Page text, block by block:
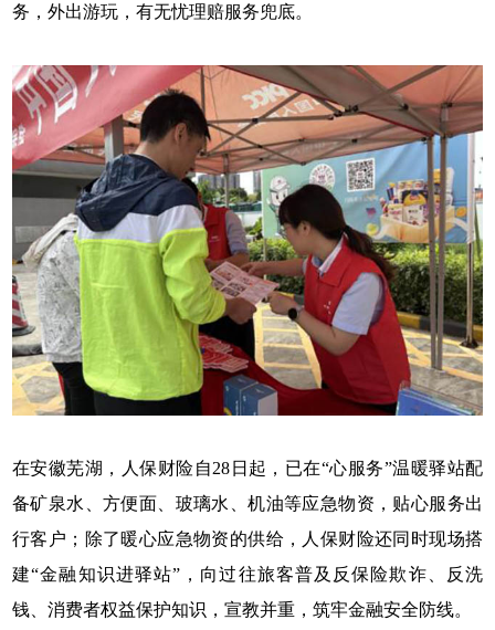
务，外出游玩，有无忧理赔服务兜底。
在安徽芜湖，人保财险自28日起，已在“心服务”温暖驿站配
备矿泉水、方便面、玻璃水、机油等应急物资，贴心服务出
行客户；除了暖心应急物资的供给，人保财险还同时现场搭
建“金融知识进驿站”，向过往旅客普及反保险欺诈、反洗
钱、消费者权益保护知识，宣教并重，筑牢金融安全防线。